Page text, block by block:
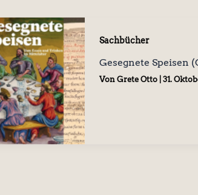
Sachbücher
Gesegnete Speisen
Von Grete Otto 31.